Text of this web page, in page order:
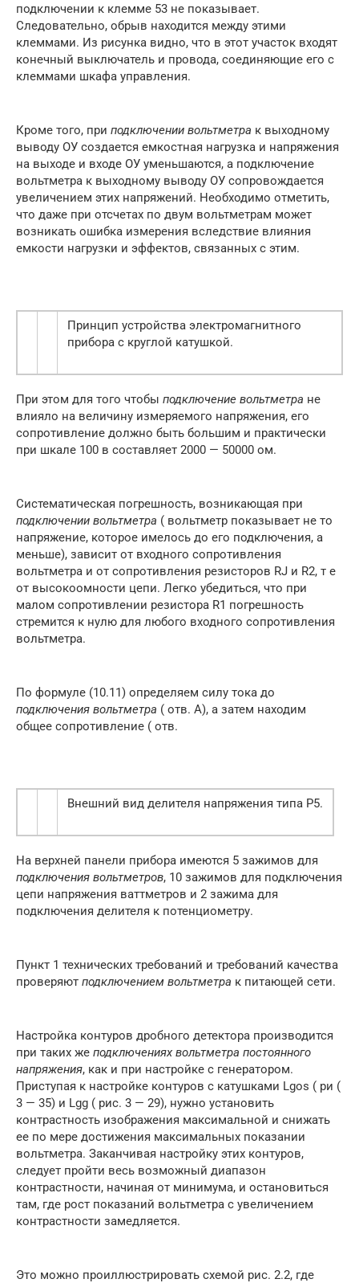
подключении к клемме 53 не показывает.
Следовательно, обрыв находится между этими
клеммами. Из рисунка видно, что в этот участок входят
конечный выключатель и провода, соединяющие его с
клеммами шкафа управления.
Кроме того, при подключении вольтметра к выходному
выводу ОУ создается емкостная нагрузка и напряжения
на выходе и входе ОУ уменьшаются, а подключение
вольтметра к выходному выводу ОУ сопровождается
увеличением этих напряжений. Необходимо отметить,
что даже при отсчетах по двум вольтметрам может
возникать ошибка измерения вследствие влияния
емкости нагрузки и эффектов, связанных с этим.
Принцип устройства электромагнитного
прибора с круглой катушкой.
При этом для того чтобы подключение вольтметра не
влияло на величину измеряемого напряжения, его
сопротивление должно быть большим и практически
при шкале 100 в составляет 2000 — 50000 ом.
Систематическая погрешность, возникающая при
подключении вольтметра ( вольтметр показывает не то
напряжение, которое имелось до его подключения, а
меньше), зависит от входного сопротивления
вольтметра и от сопротивления резисторов RJ и R2, т е
от высокоомности цепи. Легко убедиться, что при
малом сопротивлении резистора R1 погрешность
стремится к нулю для любого входного сопротивления
вольтметра.
По формуле (10.11) определяем силу тока до
подключения вольтметра ( отв. А), а затем находим
общее сопротивление ( отв.
Внешний вид делителя напряжения типа Р5.
На верхней панели прибора имеются 5 зажимов для
подключения вольтметров, 10 зажимов для подключения
цепи напряжения ваттметров и 2 зажима для
подключения делителя к потенциометру.
Пункт 1 технических требований и требований качества
проверяют подключением вольтметра к питающей сети.
Настройка контуров дробного детектора производится
при таких же подключениях вольтметра постоянного
напряжения, как и при настройке с генератором.
Приступая к настройке контуров с катушками Lgos ( ри (
3 — 35) и Lgg ( рис. 3 — 29), нужно установить
контрастность изображения максимальной и снижать
ее по мере достижения максимальных показании
вольтметра. Заканчивая настройку этих контуров,
следует пройти весь возможный диапазон
контрастности, начиная от минимума, и остановиться
там, где рост показаний вольтметра с увеличением
контрастности замедляется.
Это можно проиллюстрировать схемой рис. 2.2, где